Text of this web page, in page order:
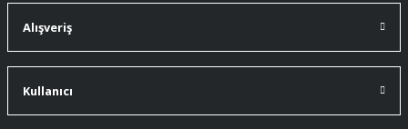
Alışveriş
Kullanıcı